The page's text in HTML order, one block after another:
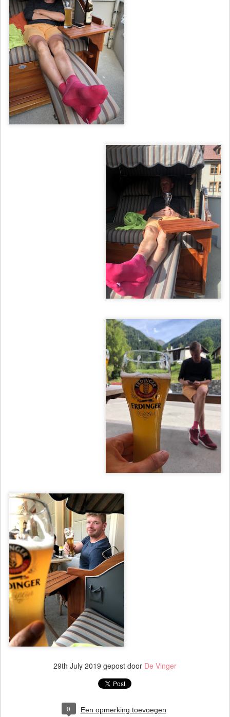
29th July 2019 gepost door De Vinger
0 Een opmerking toevoegen